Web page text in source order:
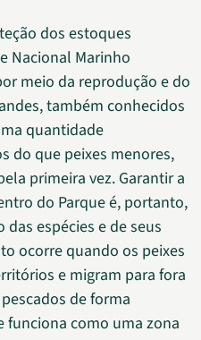
dos estoques
Nacional Marinho
meio da reprodução e do
também conhecidos
quantidade
do que peixes menores,
primeira vez. Garantir a
do Parque é, portanto,
espécies e de seus
ocorre quando os peixes
e migram para fora
de forma
funciona como uma zona